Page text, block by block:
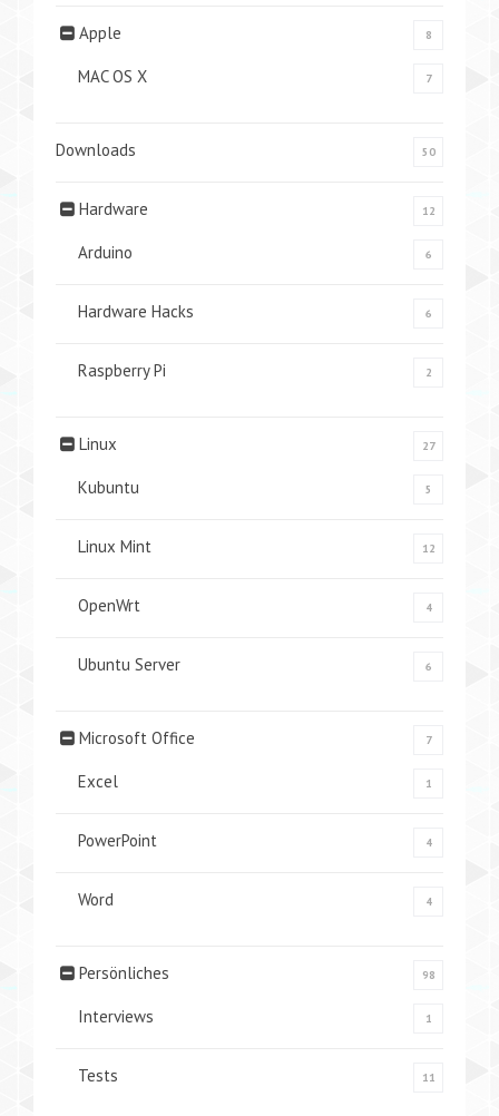
Apple 8
MAC OS X 7
Downloads 50
Hardware 12
Arduino 6
Hardware Hacks 6
Raspberry Pi 2
Linux 27
Kubuntu 5
Linux Mint 12
OpenWrt 4
Ubuntu Server 6
Microsoft Office 7
Excel 1
PowerPoint 4
Word 4
Persönliches 98
Interviews 1
Tests 11